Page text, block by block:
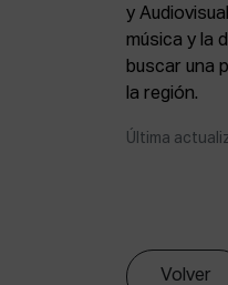
y
música y la
buscar una
la región.
Última
Volver